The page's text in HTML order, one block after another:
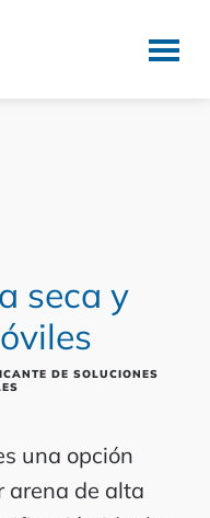
seca y
DE SOLUCIONES
una opción
arena de alta